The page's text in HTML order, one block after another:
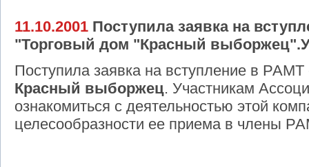
11.10.2001 Поступила заявка на
"Торговый дом "Красный
Поступила заявка на вступление в
Красный выборжец. Участникам
ознакомиться с деятельностью этой
целесообразности ее приема в члены